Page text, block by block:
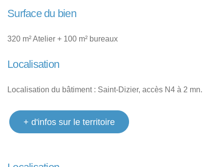
Surface du bien
320 m² Atelier + 100 m² bureaux
Localisation
Localisation du bâtiment : Saint-Dizier, accès N4 à 2 mn.
+ d'infos sur le territoire